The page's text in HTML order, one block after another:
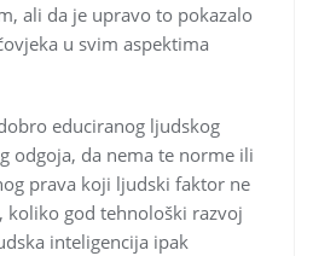
ali da je upravo to pokazalo
u svim aspektima
educiranog ljudskog
odgoja, da nema te norme ili
prava koji ljudski faktor ne
koliko god tehnološki razvoj
inteligencija ipak